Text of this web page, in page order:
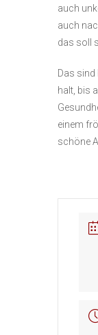
auch
auch
das soll
Das
halt, bis
einem
schöne